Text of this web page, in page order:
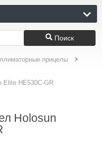
Поиск
прицелы
Elite HE530C-GR
Holosun